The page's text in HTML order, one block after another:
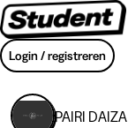
Login / registreren
PAIRI DAIZA